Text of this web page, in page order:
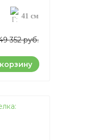
41 см
352 руб.